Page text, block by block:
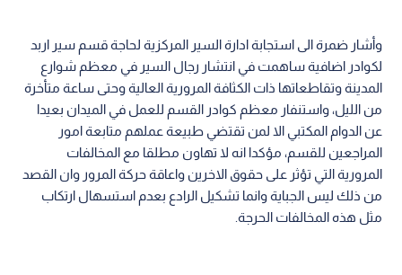
وأشار ضمرة الى استجابة ادارة السير المركزية لحاجة قسم سير اربد
لكوادر اضافية ساهمت في انتشار رجال السير في معظم شوارع
المدينة وتقاطعاتها ذات الكثافة المرورية العالية وحتى ساعة متأخرة
من الليل، واستنفار معظم كوادر القسم للعمل في الميدان بعيدا
عن الدوام المكتبي الا لمن تقتضي طبيعة عملهم متابعة امور
المراجعين للقسم، مؤكدا انه لا تهاون مطلقا مع المخالفات
المرورية التي تؤثر على حقوق الاخرين واعاقة حركة المرور وان القصد
من ذلك ليس الجباية وانما تشكيل الرادع بعدم استسهال ارتكاب
مثل هذه المخالفات الحرجة.